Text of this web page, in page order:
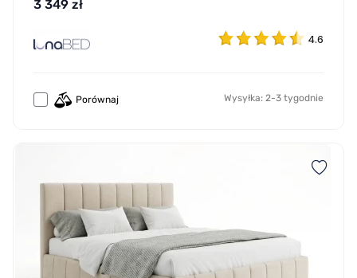
3 349 zł
4.6
Porównaj Wysyłka: 2-3 tygodnie